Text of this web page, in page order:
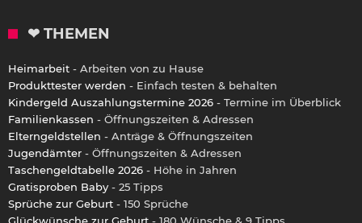
❤ THEMEN
Heimarbeit - Arbeiten von zu Hause
Produkttester werden - Einfach testen & behalten
Kindergeld Auszahlungstermine 2026 - Termine im Überblick
Familienkassen - Öffnungszeiten & Adressen
Elterngeldstellen - Anträge & Öffnungszeiten
Jugendämter - Öffnungszeiten & Adressen
Taschengeldtabelle 2026 - Höhe in Jahren
Gratisproben Baby - 25 Tipps
Sprüche zur Geburt - 150 Sprüche